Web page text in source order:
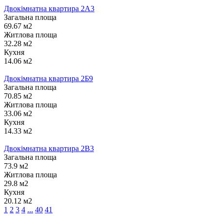
Двокімнатна квартира 2А3
Загальна площа
69.67 м2
Житлова площа
32.28 м2
Кухня
14.06 м2
Двокімнатна квартира 2Б9
Загальна площа
70.85 м2
Житлова площа
33.06 м2
Кухня
14.33 м2
Двокімнатна квартира 2В3
Загальна площа
73.9 м2
Житлова площа
29.8 м2
Кухня
20.12 м2
1 2 3 4 ... 40 41